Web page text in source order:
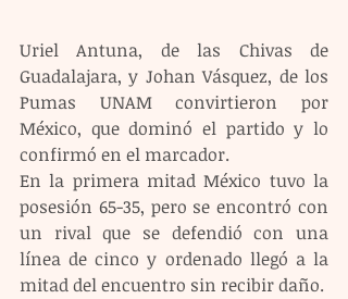
Uriel Antuna, de las Chivas de
Guadalajara, y Johan Vásquez, de los
Pumas UNAM convirtieron por
México, que dominó el partido y lo
confirmó en el marcador.
En la primera mitad México tuvo la
posesión 65-35, pero se encontró con
un rival que se defendió con una
línea de cinco y ordenado llegó a la
mitad del encuentro sin recibir daño.